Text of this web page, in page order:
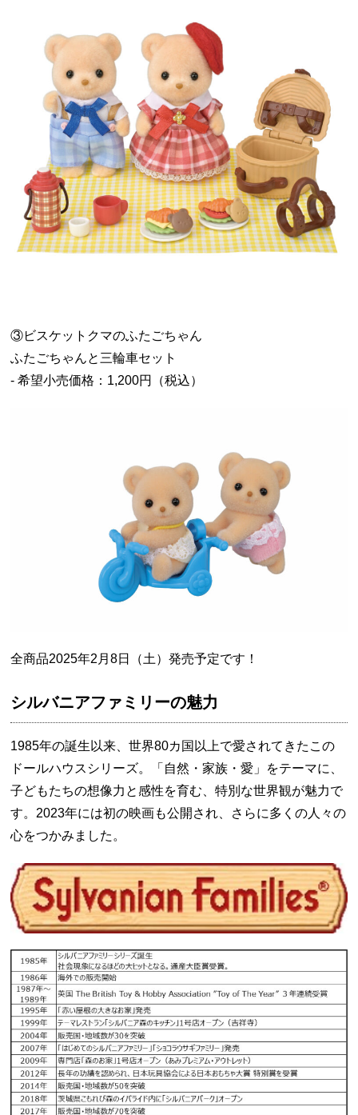
③ビスケットクマのふたごちゃん
ふたごちゃんと三輪車セット
- 希望小売価格：1,200円（税込）
全商品2025年2月8日（土）発売予定です！
シルバニアファミリーの魅力
1985年の誕生以来、世界80カ国以上で愛されてきたこの
ドールハウスシリーズ。「自然・家族・愛」をテーマに、
子どもたちの想像力と感性を育む、特別な世界観が魅力で
す。2023年には初の映画も公開され、さらに多くの人々の
心をつかみました。